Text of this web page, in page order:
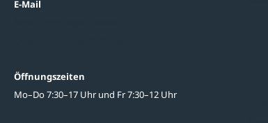
E-Mail
Öffnungszeiten
Mo–Do 7:30–17 Uhr und Fr 7:30–12 Uhr